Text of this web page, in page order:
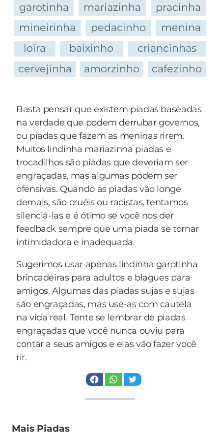
do interfone e deixar a gente dormir!!!
R.: é um "yellowfante" usando "bluetinas".
O que é um pontinho rosa no estádio de luta
dos Pokémons?
R.: é o invencível PINKachu!
O que é um pontinho vermelho no meio do rio?
R.: é um jacaRED.
R.: um tomate brigando com uma pimenta do
reino.
O que é um pontinho amarelo em cima do
prédio com um violão?
R.: é o chitos buarque!
O que é um pontinho branco correndo no meio
da mata?
R.: uma formiga vestida de noiva atrasada para
o casamento.
O que é um pontinho verde no shopping?
R.: é uma ervilha consumista.
R.: é um confete de ressaca.
O que é um pontinho vermelho em uma
árvore?
R.: um morangotango.
O que são cinco pontinhos pretos dançado e
cantando no palco?
R.: são os "Blackstreetboys".
O que é um pontinho azul no meio do mato?
R.: uma formiga de calça jeans.
O que são dois pontinhos azuis no fundo do
garotinha
mariazinha
pracinha
mineirinha
pedacinho
menina
loira
baixinho
criancinhas
cervejinha
amorzinho cafezinho
Basta pensar que existem piadas baseadas
na verdade que podem derrubar governos,
ou piadas que fazem as meninas rirem.
Muitos lindinha mariazinha piadas e
trocadilhos são piadas que deveriam ser
engraçadas, mas algumas podem ser
ofensivas. Quando as piadas vão longe
demais, são cruéis ou racistas, tentamos
silenciá-las e é ótimo se você nos der
feedback sempre que uma piada se tornar
intimidadora e inadequada.
Sugerimos usar apenas lindinha garotinha
brincadeiras para adultos e blagues para
amigos. Algumas das piadas sujas e sujas
são engraçadas, mas use-as com cautela
na vida real. Tente se lembrar de piadas
engraçadas que você nunca ouviu para
contar a seus amigos e elas vão fazer você
rir.
Mais Piadas